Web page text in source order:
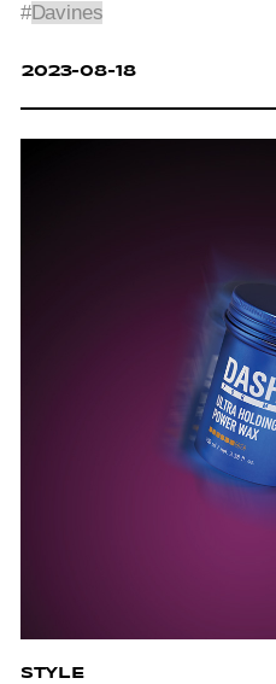
#Davines
2023-08-18
STYLE